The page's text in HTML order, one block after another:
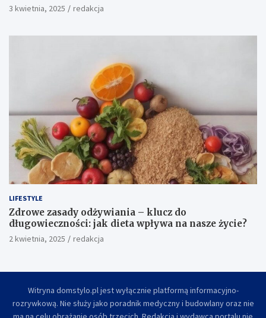
3 kwietnia, 2025 redakcja
LIFESTYLE
Zdrowe zasady odżywiania – klucz do
długowieczności: jak dieta wpływa na nasze życie?
2 kwietnia, 2025 redakcja
Witryna domstylo.pl jest wyłącznie platformą informacyjno-
rozrywkową. Nie służy jako poradnik medyczny i budowlany oraz nie